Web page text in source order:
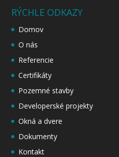
RÝCHLE ODKAZY
Domov
O nás
Referencie
Certifikáty
Pozemné stavby
Developerské projekty
Okná a dvere
Dokumenty
Kontakt